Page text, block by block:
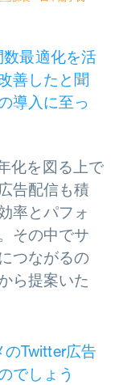
数最適化を活
善したと聞
導入に至っ
化を図る上で
告配信も積
率とパフォ
その中でサ
つながるの
ら提案いた
のTwitter広告
でしょう